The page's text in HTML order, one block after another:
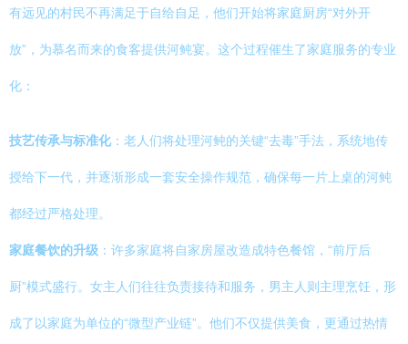
有远见的村民不再满足于自给自足，他们开始将家庭厨房“对外开
放”，为慕名而来的食客提供河鲀宴。这个过程催生了家庭服务的专业
化：
技艺传承与标准化：老人们将处理河鲀的关键“去毒”手法，系统地传
授给下一代，并逐渐形成一套安全操作规范，确保每一片上桌的河鲀
都经过严格处理。
家庭餐饮的升级 ：许多家庭将自家房屋改造成特色餐馆，“前厅后
厨”模式盛行。女主人们往往负责接待和服务，男主人则主理烹饪，形
成了以家庭为单位的“微型产业链”。他们不仅提供美食，更通过热情